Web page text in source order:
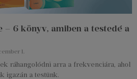
– 6 könyv, amiben a testedé a
1.
ráhangolódni arra a frekvenciára, ahol
igazán a testünk.